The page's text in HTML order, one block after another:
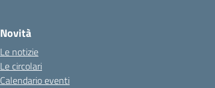
Novità
Le notizie
Le circolari
Calendario eventi